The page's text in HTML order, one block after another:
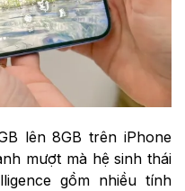
lên 8GB trên iPhone
mượt mà hệ sinh thái
gồm nhiều tính